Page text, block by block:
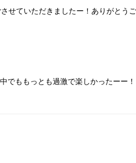
せていただきましたー！ありがとう
でももっとも過激で楽しかったーー！